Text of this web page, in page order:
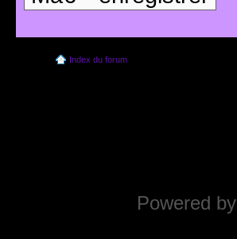
Index du forum
Powered by